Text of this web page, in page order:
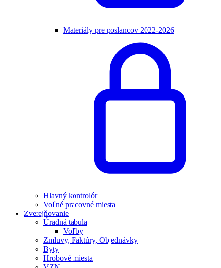
Materiály pre poslancov 2022-2026
Hlavný kontrolór
Voľné pracovné miesta
Zverejňovanie
Úradná tabula
Voľby
Zmluvy, Faktúry, Objednávky
Byty
Hrobové miesta